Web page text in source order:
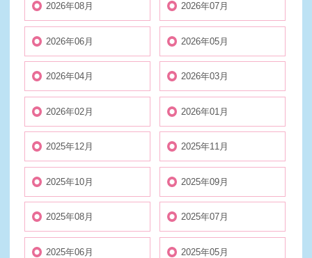
2026年08月 2026年07月
2026年06月 2026年05月
2026年04月 2026年03月
2026年02月 2026年01月
2025年12月 2025年11月
2025年10月 2025年09月
2025年08月 2025年07月
2025年06月 2025年05月